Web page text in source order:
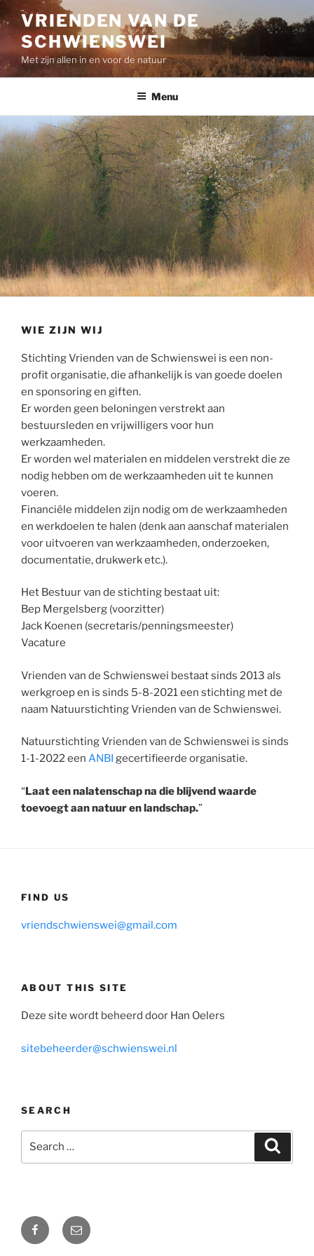
Skip
to
content
VRIENDEN VAN DE
SCHWIENSWEI
Met zijn allen in en voor de natuur
Menu
WIE ZIJN WIJ
Stichting Vrienden van de Schwienswei is een non-
profit organisatie, die afhankelijk is van goede doelen
en sponsoring en giften.
Er worden geen beloningen verstrekt aan
bestuursleden en vrijwilligers voor hun
werkzaamheden.
Er worden wel materialen en middelen verstrekt die ze
nodig hebben om de werkzaamheden uit te kunnen
voeren.
Financiële middelen zijn nodig om de werkzaamheden
en werkdoelen te halen (denk aan aanschaf materialen
voor uitvoeren van werkzaamheden, onderzoeken,
documentatie, drukwerk etc.).
Het Bestuur van de stichting bestaat uit:
Bep Mergelsberg (voorzitter)
Jack Koenen (secretaris/penningsmeester)
Vacature
Vrienden van de Schwienswei bestaat sinds 2013 als
werkgroep en is sinds 5-8-2021 een stichting met de
naam Natuurstichting Vrienden van de Schwienswei.
Natuurstichting Vrienden van de Schwienswei is sinds
1-1-2022 een ANBI gecertifieerde organisatie.
“Laat een nalatenschap na die blijvend waarde
toevoegt aan natuur en landschap.”
FIND US
vriendschwienswei@gmail.com
ABOUT THIS SITE
Deze site wordt beheerd door Han Oelers
sitebeheerder@schwienswei.nl
SEARCH
FacebookEmail